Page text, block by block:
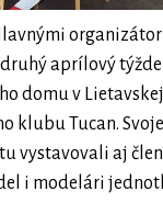
aprílový
domu v
klubu Tucan.
vystavovali aj
i modelári